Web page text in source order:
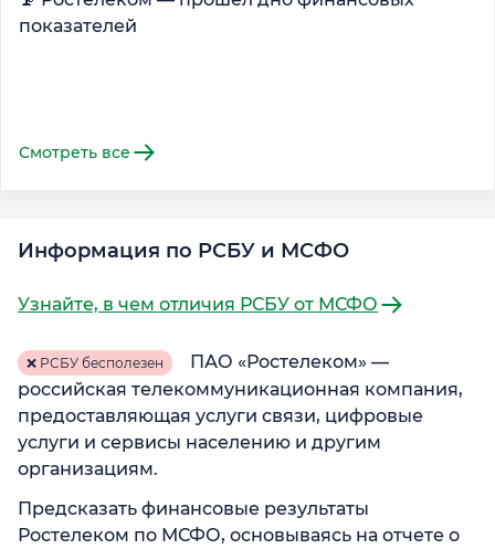
показателей
Смотреть все
Информация по РСБУ и МСФО
Узнайте, в чем отличия РСБУ от МСФО
❌ РСБУ бесполезен
ПАО «Ростелеком» —
российская телекоммуникационная компания,
предоставляющая услуги связи, цифровые
услуги и сервисы населению и другим
организациям.
Предсказать финансовые результаты
Ростелеком по МСФО, основываясь на отчете о